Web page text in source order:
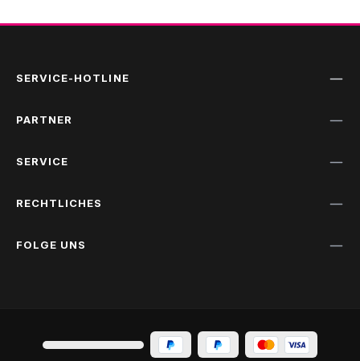
SERVICE-HOTLINE
PARTNER
SERVICE
RECHTLICHES
FOLGE UNS